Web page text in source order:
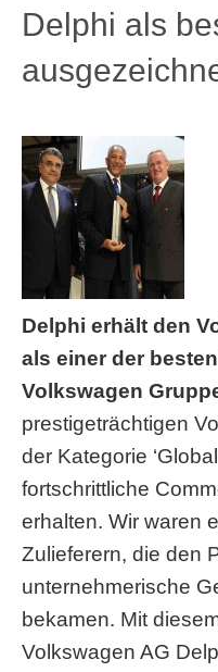
Delphi als
Delphi erhält den
als einer der
Volkswagen
prestigeträchtigen
der Kategorie
fortschrittliche
erhalten. Wir waren
Zulieferern, die den
unternehmerische
bekamen. Mit
Volkswagen AG